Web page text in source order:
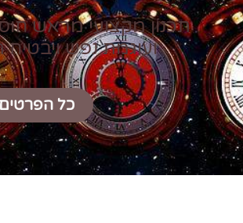
תכנון מקצועי מראש
ועוגמת נפש
כל